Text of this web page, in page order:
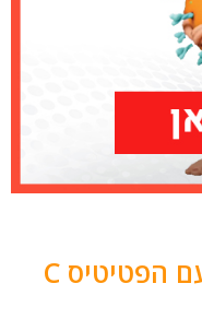
לאנשים המתמודדים עם הפטיטיס C